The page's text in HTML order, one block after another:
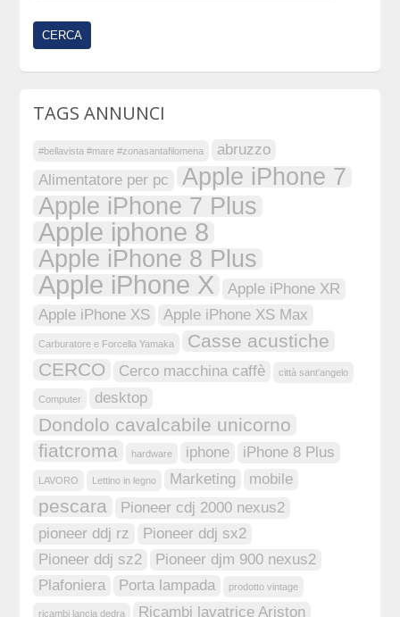
TAGS ANNUNCI
#bellavista #mare #zonasantafilomena
abruzzo
Alimentatore per pc
Apple iPhone 7
Apple iPhone 7 Plus
Apple iphone 8
Apple iPhone 8 Plus
Apple iPhone X
Apple iPhone XR
Apple iPhone XS
Apple iPhone XS Max
Carburatore e Forcella Yamaka
Casse acustiche
CERCO
Cerco macchina caffè città sant'angelo
Computer desktop
Dondolo cavalcabile unicorno
fiatcroma
hardware iphone iPhone 8 Plus
LAVORO Lettino in legno Marketing mobile
pescara
Pioneer cdj 2000 nexus2
pioneer ddj rz
Pioneer ddj sx2
Pioneer ddj sz2
Pioneer djm 900 nexus2
Plafoniera
Porta lampada prodotto vintage
ricambi lancia dedra Ricambi lavatrice Ariston